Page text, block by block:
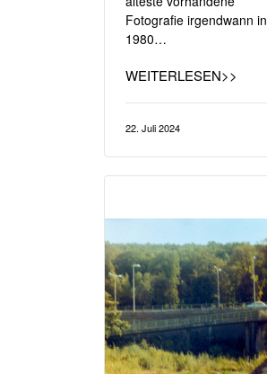
Fotografie irgendwann in
1980…
WEITERLESEN>>
22. Juli 2024